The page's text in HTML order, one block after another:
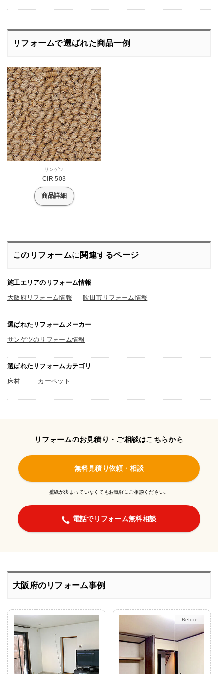
リフォームで選ばれた商品一例
サンゲツ
CIR-503
商品詳細
このリフォームに関連するページ
施工エリアのリフォーム情報
大阪府リフォーム情報 吹田市リフォーム情報
選ばれたリフォームメーカー
サンゲツのリフォーム情報
選ばれたリフォームカテゴリ
床材 カーペット
リフォームのお見積り・ご相談はこちらから
無料見積り依頼・相談
壁紙が決まっていなくてもお気軽にご相談ください。
電話でリフォーム無料相談
大阪府のリフォーム事例
After